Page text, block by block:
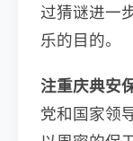
过猜谜进一
乐的目的。
注重庆典安
党和国家领